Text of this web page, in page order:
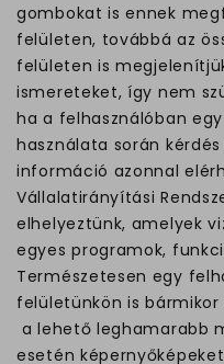
gombokat is ennek
felületen, továbbá az
felületen is
ismereteket, így nem
ha a felhasználóban
használata során
információ azonnal
Vállalatirányítási
elhelyeztünk, amelyek
egyes programok,
Természetesen egy
felületünkön is
a lehető leghamarabb
esetén